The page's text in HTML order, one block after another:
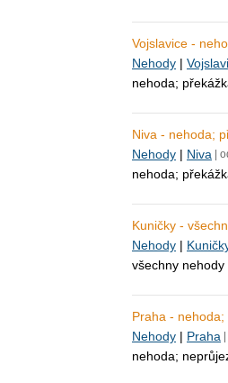
Vojslavice -
Nehody |
nehoda;
Niva - nehoda;
Nehody | Niva |
nehoda;
Kuničky -
Nehody |
všechny
Praha -
Nehody | Praha
nehoda;